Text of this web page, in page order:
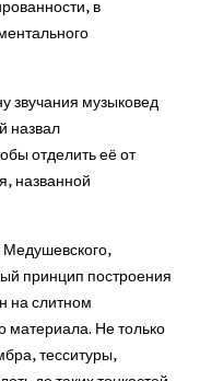
в
звучания музыковед
назвал
отделить её от
названной
принцип построения
на слитном
материала. Не только
тесситуры,